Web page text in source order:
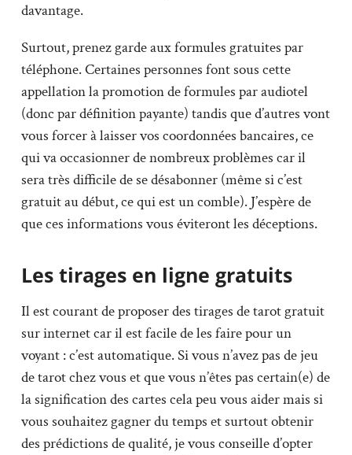
davantage.
Surtout, prenez garde aux formules gratuites par
téléphone. Certaines personnes font sous cette
appellation la promotion de formules par audiotel
(donc par définition payante) tandis que d’autres vont
vous forcer à laisser vos coordonnées bancaires, ce
qui va occasionner de nombreux problèmes car il
sera très difficile de se désabonner (même si c’est
gratuit au début, ce qui est un comble). J’espère de
que ces informations vous éviteront les déceptions.
Les tirages en ligne gratuits
Il est courant de proposer des tirages de tarot gratuit
sur internet car il est facile de les faire pour un
voyant : c’est automatique. Si vous n’avez pas de jeu
de tarot chez vous et que vous n’êtes pas certain(e) de
la signification des cartes cela peu vous aider mais si
vous souhaitez gagner du temps et surtout obtenir
des prédictions de qualité, je vous conseille d’opter